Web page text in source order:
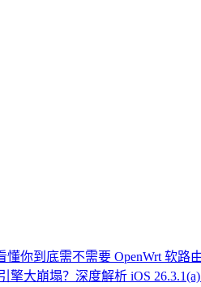
你到底需不需要 OpenWrt 软
擎大崩塌？深度解析 iOS